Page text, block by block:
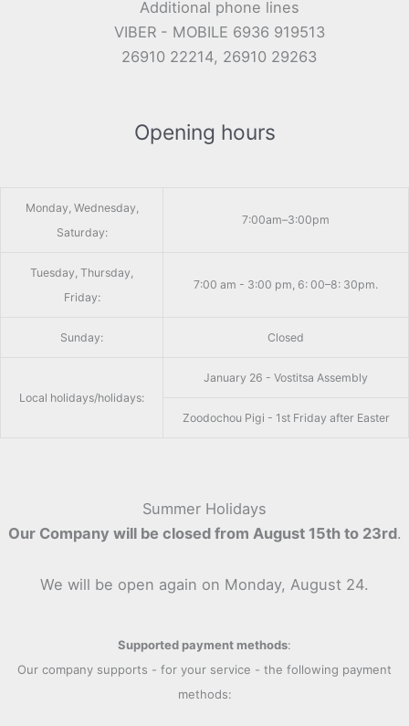
Additional phone lines
VIBER - MOBILE 6936 919513
26910 22214, 26910 29263
Opening hours
Monday, Wednesday,
Saturday:
7:00am–3:00pm
Tuesday, Thursday,
Friday:
7:00 am - 3:00 pm, 6: 00–8: 30pm.
Sunday: Closed
Local holidays/holidays:
January 26 - Vostitsa Assembly
Zoodochou Pigi - 1st Friday after Easter
Summer Holidays
Our Company will be closed from August 15th to 23rd.
We will be open again on Monday, August 24.
Supported payment methods:
Our company supports - for your service - the following payment
methods: